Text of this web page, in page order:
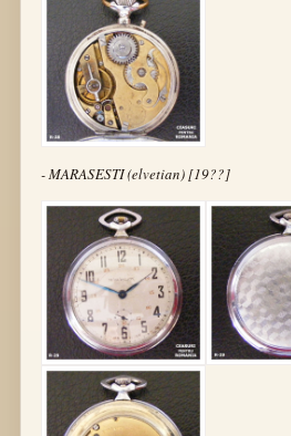
- MARASESTI (elvetian) [19??]